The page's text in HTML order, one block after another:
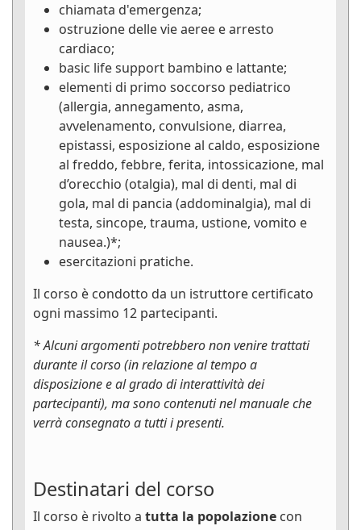
chiamata d'emergenza;
ostruzione delle vie aeree e arresto
cardiaco;
basic life support bambino e lattante;
elementi di primo soccorso pediatrico
(allergia, annegamento, asma,
avvelenamento, convulsione, diarrea,
epistassi, esposizione al caldo, esposizione
al freddo, febbre, ferita, intossicazione, mal
d’orecchio (otalgia), mal di denti, mal di
gola, mal di pancia (addominalgia), mal di
testa, sincope, trauma, ustione, vomito e
nausea.)*;
esercitazioni pratiche.
Il corso è condotto da un istruttore certificato
ogni massimo 12 partecipanti.
* Alcuni argomenti potrebbero non venire trattati
durante il corso (in relazione al tempo a
disposizione e al grado di interattività dei
partecipanti), ma sono contenuti nel manuale che
verrà consegnato a tutti i presenti.
Destinatari del corso
Il corso è rivolto a tutta la popolazione con